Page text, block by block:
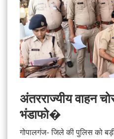
अंतरराज्यीय वाहन
भंडाफो�
गोपालगंज- जिले की पुलिस को